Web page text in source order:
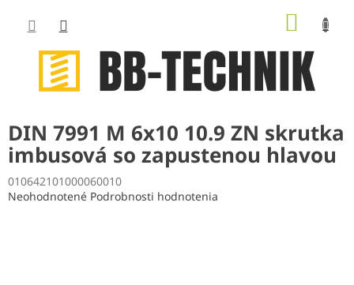
obsah
DIN 7991 M 6x10 10.9 ZN skrutka
imbusová so zapustenou hlavou
010642101000060010
Priemerné
Neohodnotené Podrobnosti hodnotenia